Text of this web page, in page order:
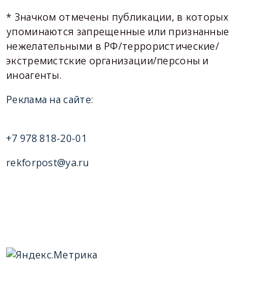
* Значком отмечены публикации, в которых
упоминаются запрещенные или признанные
нежелательными в РФ/террористические/
экстремистские организации/персоны и
иноагенты.
Реклама на сайте:
+7 978 818-20-01
rekforpost@ya.ru